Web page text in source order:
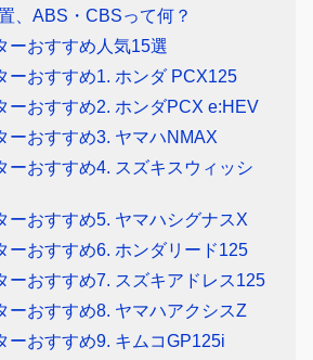
、ABS・CBSって何？
ーおすすめ人気15選
ーおすすめ1. ホンダ PCX125
ーおすすめ2. ホンダPCX e:HEV
ーおすすめ3. ヤマハNMAX
ーおすすめ4. スズキスウィッシ
ーおすすめ5. ヤマハシグナスX
ーおすすめ6. ホンダリード125
ーおすすめ7. スズキアドレス125
ーおすすめ8. ヤマハアクシスZ
ーおすすめ9. キムコGP125i